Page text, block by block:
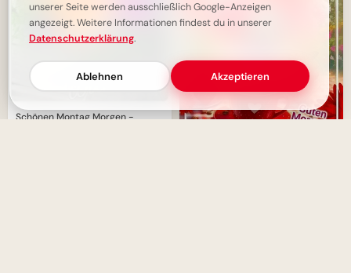
Schönen Montag Morgen -
unserer Seite werden ausschließlich Google-Anzeigen
angezeigt. Weitere Informationen findest du in unserer
Datenschutzerklärung.
Ablehnen Akzeptieren